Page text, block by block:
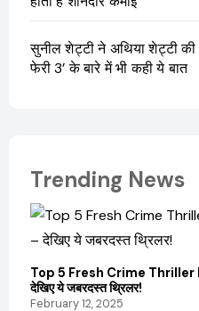
सुनील शेट्टी ने अथिया शेट्टी की
फेरी 3’ के बारे में भी कही ये बात
Trending News
Top 5 Fresh Crime
देखिए ये जबरदस्त थ्रिलर!
February 12, 2025